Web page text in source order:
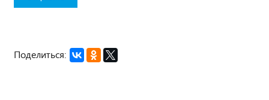
Поделиться: